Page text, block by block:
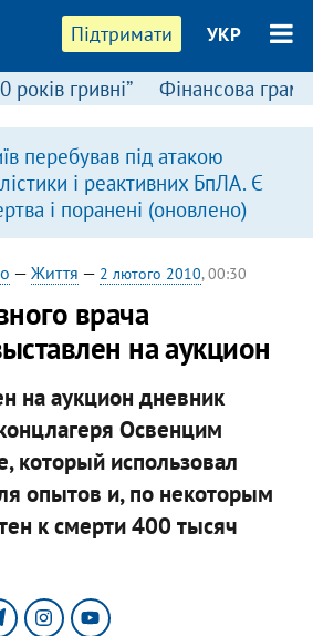
Підтримати УКР
років гривні” Фінансова
перебував під атакою
і реактивних БпЛА. Є
і поранені (оновлено)
— Життя — 2 лютого 2010, 00:30
врача
на аукцион
на аукцион дневник
Освенцим
который использовал
опытов и, по некоторым
к смерти 400 тысяч